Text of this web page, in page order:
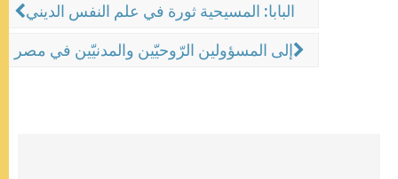
البابا: المسيحية ثورة في علم النفس الديني
إلى المسؤولين الرّوحيّين والمدنيّين في مصر